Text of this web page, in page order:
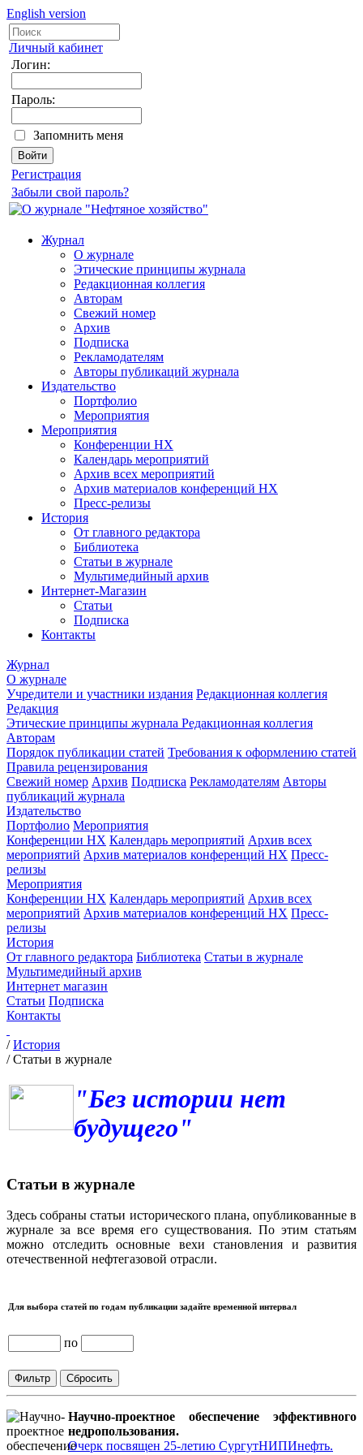
English version
Личный кабинет
Логин:
Пароль:
Запомнить меня
Регистрация
Забыли свой пароль?
Журнал
О журнале
Этические принципы журнала
Редакционная коллегия
Авторам
Свежий номер
Архив
Подписка
Рекламодателям
Авторы публикаций журнала
Издательство
Портфолио
Мероприятия
Мероприятия
Конференции НХ
Календарь мероприятий
Архив всех мероприятий
Архив материалов конференций НХ
Пресс-релизы
История
От главного редактора
Библиотека
Статьи в журнале
Мультимедийный архив
Интернет-Магазин
Статьи
Подписка
Контакты
Журнал
О журнале
Учредители и участники издания Редакционная коллегия
Редакция
Этические принципы журнала Редакционная коллегия
Авторам
Порядок публикации статей Требования к оформлению статей
Правила рецензирования
Свежий номер Архив Подписка Рекламодателям Авторы
публикаций журнала
Издательство
Портфолио Мероприятия
Конференции НХ Календарь мероприятий Архив всех
мероприятий Архив материалов конференций НХ Пресс-
релизы
Мероприятия
Конференции НХ Календарь мероприятий Архив всех
мероприятий Архив материалов конференций НХ Пресс-
релизы
История
От главного редактора Библиотека Статьи в журнале
Мультимедийный архив
Интернет магазин
Статьи Подписка
Контакты
/История
/Статьи в журнале
"Без истории нет
будущего"
Статьи в журнале
Здесь собраны статьи исторического плана, опубликованные в
журнале за все время его существования. По этим статьям
можно отследить основные вехи становления и развития
отечественной нефтегазовой отрасли.
Для выбора статей по годам публикации задайте временной интервал
по
Научно-проектное обеспечение эффективного
недропользования.
Очерк посвящен 25-летию СургутНИПИнефть.